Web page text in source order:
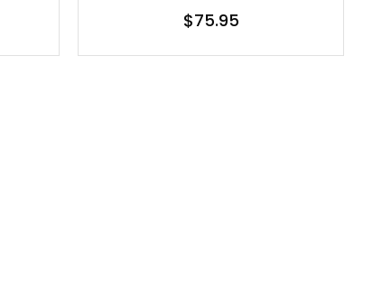
$75.95